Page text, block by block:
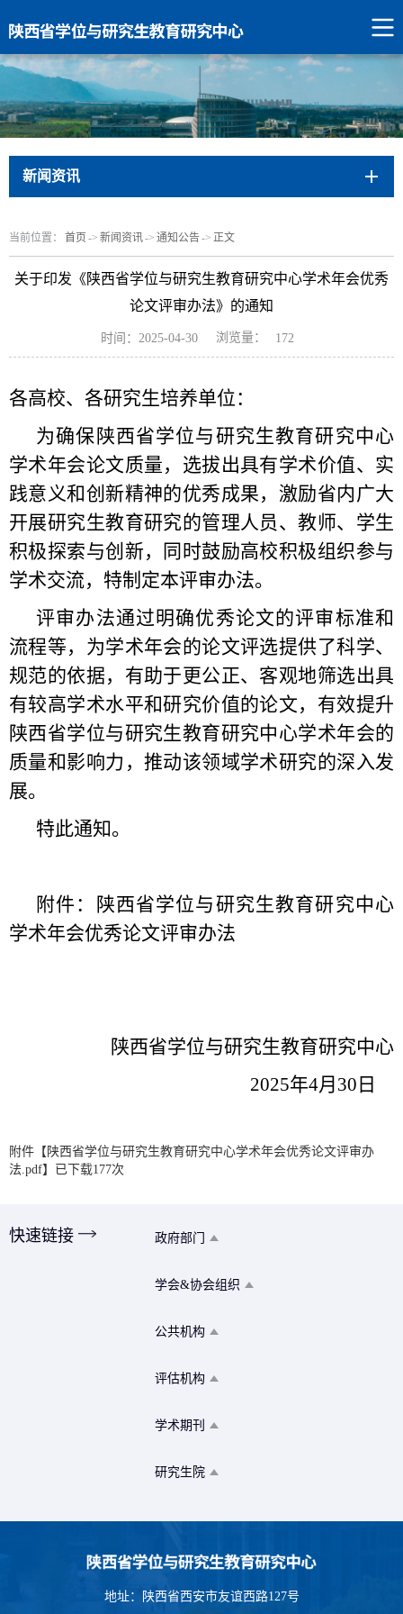
新闻资讯
当前位置： 首页 -> 新闻资讯-> 通知公告-> 正文
关于印发《陕西省学位与研究生教育研究中心学术年会优秀
论文评审办法》的通知
时间：2025-04-30 浏览量： 172
各高校、各研究生培养单位：
为确保陕西省学位与研究生教育研究中心
学术年会论文质量，选拔出具有学术价值、实
践意义和创新精神的优秀成果，激励省内广大
开展研究生教育研究的管理人员、教师、学生
积极探索与创新，同时鼓励高校积极组织参与
学术交流，特制定本评审办法。
评审办法通过明确优秀论文的评审标准和
流程等，为学术年会的论文评选提供了科学、
规范的依据，有助于更公正、客观地筛选出具
有较高学术水平和研究价值的论文，有效提升
陕西省学位与研究生教育研究中心学术年会的
质量和影响力，推动该领域学术研究的深入发
展。
特此通知。
附件：陕西省学位与研究生教育研究中心
学术年会优秀论文评审办法
陕西省学位与研究生教育研究中心
2025年4月30日
附件【 陕西省学位与研究生教育研究中心学术年会优秀论文评审办
法.pdf】已下载177次
快速链接 政府部门
学会&协会组织
公共机构
评估机构
学术期刊
研究生院
地址：陕西省西安市友谊西路127号